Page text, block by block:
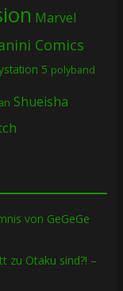
Marvel
Comics
5 polyband
Shueisha
von GeGeGe
zu Otaku sind?! –